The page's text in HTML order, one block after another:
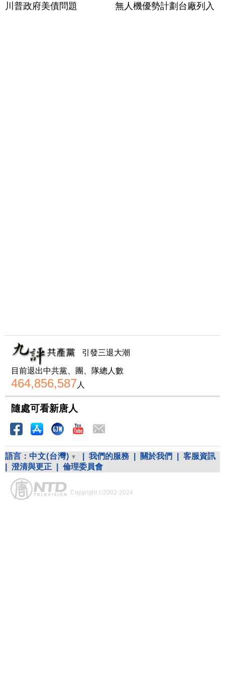
川普政府美債問題
無人機優勢計劃台廠列入
引發三退大潮
目前退出中共黨、團、隊總人數
464,856,587人
隨處可看新唐人
語言： 中文(台灣) 我們的服務 關於我們
客服資訊
澄清與更正 倫理委員會
Copyright ©2002-2024